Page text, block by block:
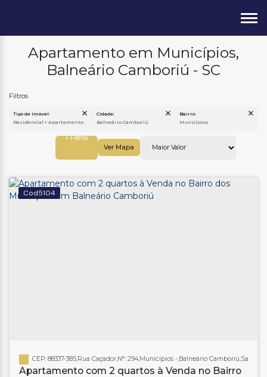
Apartamento em Municípios,
Balneário Camboriú - SC
Tipo de Imóvel:
Residencial » Apartamento
Ver Mapa
5104
Apartamento com 2 quartos à Venda no Bairro
CEP: 88337-385,Rua Caçador,N°: 294,Municípios ,Balneário Camboriú,Santa